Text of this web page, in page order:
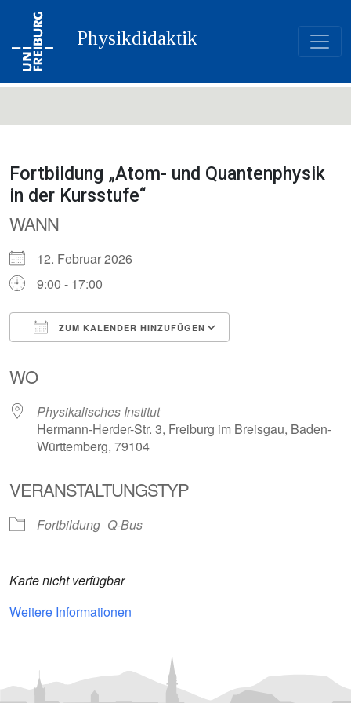
Physikdidaktik
Fortbildung „Atom- und Quantenphysik
in der Kursstufe“
WANN
12. Februar 2026
9:00 - 17:00
ZUM KALENDER HINZUFÜGEN
WO
Physikalisches Institut
Hermann-Herder-Str. 3, Freiburg im Breisgau, Baden-
Württemberg, 79104
VERANSTALTUNGSTYP
Fortbildung Q-Bus
Karte nicht verfügbar
Weitere Informationen